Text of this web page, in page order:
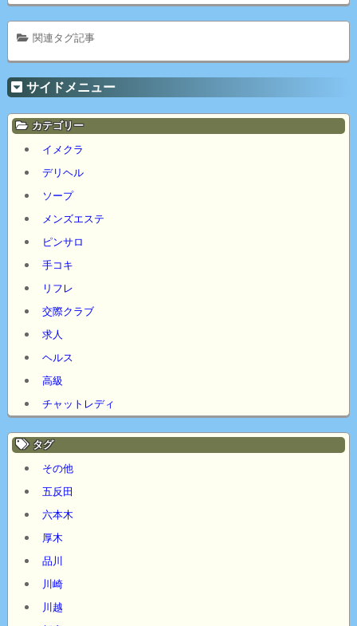
関連タグ記事
サイドメニュー
カテゴリー
イメクラ
デリヘル
ソープ
メンズエステ
ピンサロ
手コキ
リフレ
交際クラブ
求人
ヘルス
高級
チャットレディ
タグ
その他
五反田
六本木
厚木
品川
川崎
川越